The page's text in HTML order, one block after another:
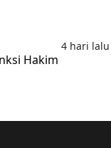
4 hari lalu
Hakim